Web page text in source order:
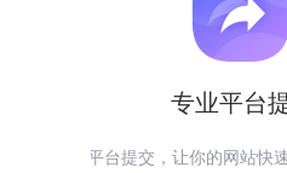
专业平台
平台提交，让你的网站快